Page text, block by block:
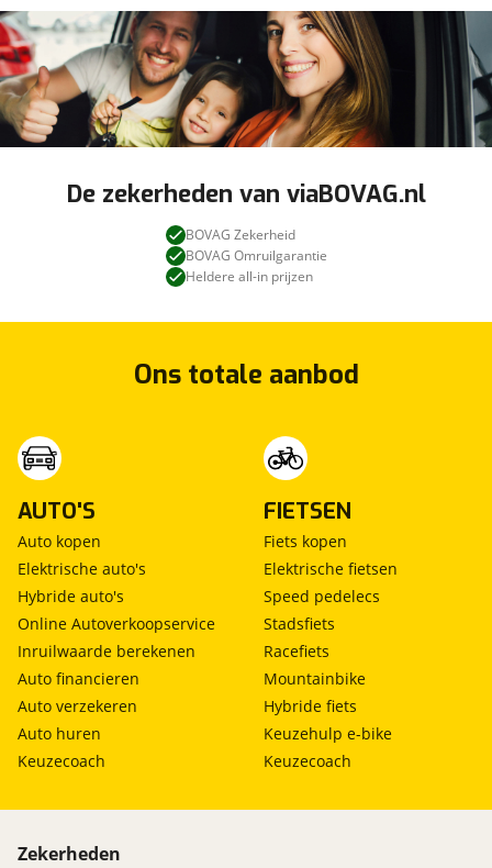
De zekerheden van viaBOVAG.nl
BOVAG Zekerheid
BOVAG Omruilgarantie
Heldere all-in prijzen
Ons totale aanbod
AUTO'S
Auto kopen
Elektrische auto's
Hybride auto's
Online Autoverkoopservice
Inruilwaarde berekenen
Auto financieren
Auto verzekeren
Auto huren
Keuzecoach
FIETSEN
Fiets kopen
Elektrische fietsen
Speed pedelecs
Stadsfiets
Racefiets
Mountainbike
Hybride fiets
Keuzehulp e-bike
Keuzecoach
Zekerheden